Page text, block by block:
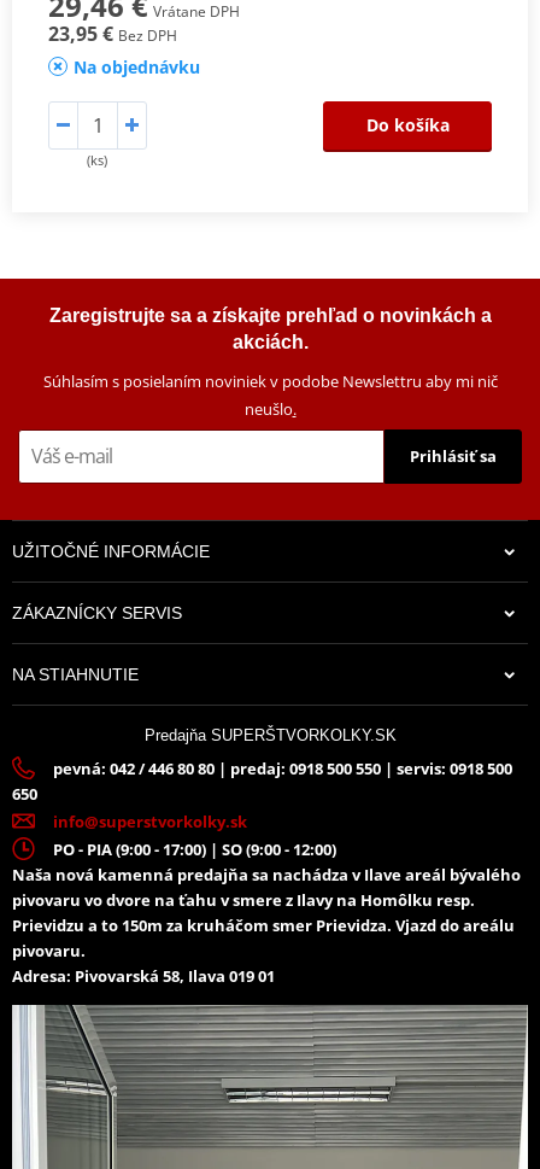
Vrátane DPH
23,95 € Bez DPH
Na objednávku
(ks)
Do košíka
Zaregistrujte sa a získajte prehľad o novinkách a
akciách.
Súhlasím s posielaním noviniek v podobe Newslettru aby mi nič
neušlo.
Prihlásiť sa
UŽITOČNÉ INFORMÁCIE
ZÁKAZNÍCKY SERVIS
NA STIAHNUTIE
Predajňa SUPERŠTVORKOLKY.SK
pevná: 042 / 446 80 80 | predaj: 0918 500 550 | servis: 0918 500
650
info@superstvorkolky.sk
PO - PIA (9:00 - 17:00) | SO (9:00 - 12:00)
Naša nová kamenná predajňa sa nachádza v Ilave areál bývalého
pivovaru vo dvore na ťahu v smere z Ilavy na Homôlku resp.
Prievidzu a to 150m za kruháčom smer Prievidza. Vjazd do areálu
pivovaru.
Adresa: Pivovarská 58, Ilava 019 01